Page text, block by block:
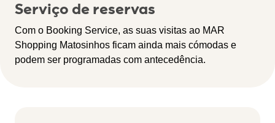
Serviço de reservas
Com o Booking Service, as suas visitas ao MAR
Shopping Matosinhos ficam ainda mais cómodas e
podem ser programadas com antecedência.